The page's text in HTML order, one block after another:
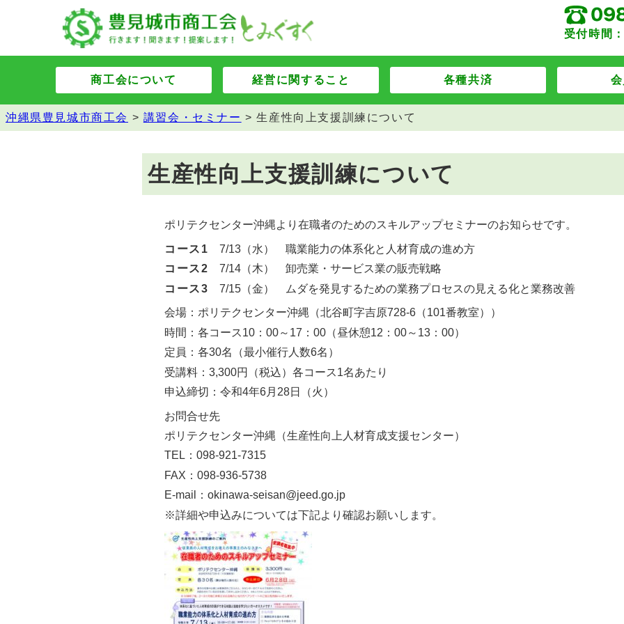
受付時間
商工会について 経営に関すること 各種共済
沖縄県豊見城市商工会 > 講習会・セミナー >生産性向上支援訓練について
生産性向上支援訓練について
ポリテクセンター沖縄より在職者のためのスキルアップセミナーのお知らせです。
コース1 7/13（水） 職業能力の体系化と人材育成の進め方
コース2 7/14（木） 卸売業・サービス業の販売戦略
コース3 7/15（金） ムダを発見するための業務プロセスの見える化と業務改善
会場：ポリテクセンター沖縄（北谷町字吉原728-6（101番教室））
時間：各コース10：00～17：00（昼休憩12：00～13：00）
定員：各30名（最小催行人数6名）
受講料：3,300円（税込）各コース1名あたり
申込締切：令和4年6月28日（火）
お問合せ先
ポリテクセンター沖縄（生産性向上人材育成支援センター）
TEL：098-921-7315
FAX：098-936-5738
E-mail：okinawa-seisan@jeed.go.jp
※詳細や申込みについては下記より確認お願いします。